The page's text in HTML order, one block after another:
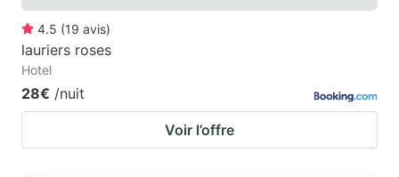
4.5 (19 avis)
lauriers roses
Hotel
28€ /nuit
Voir l’offre